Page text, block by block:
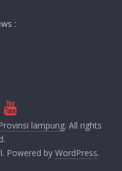
:
lampung. All rights
Powered by WordPress.